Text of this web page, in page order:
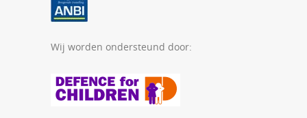
Wij worden ondersteund door: